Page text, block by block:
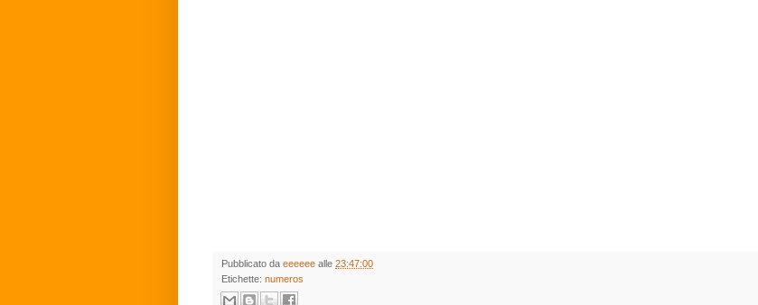
Pubblicato da eeeeee alle 23:47:00
Etichette: numeros